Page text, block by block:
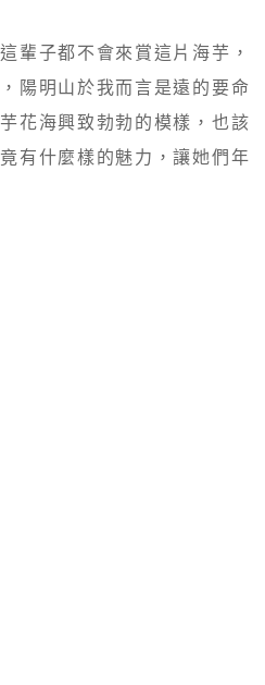
輩子都不會來賞這片海芋，
陽明山於我而言是遠的要命
花海興致勃勃的模樣，也該
有什麼樣的魅力，讓她們年